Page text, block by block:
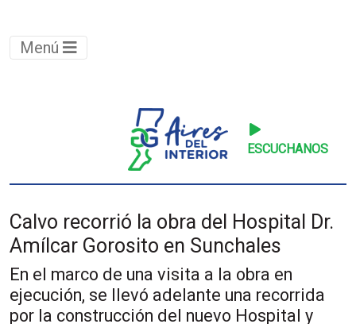
Menú
ESCUCHANOS
Calvo recorrió la obra del Hospital Dr.
Amílcar Gorosito en Sunchales
En el marco de una visita a la obra en
ejecución, se llevó adelante una recorrida
por la construcción del nuevo Hospital y